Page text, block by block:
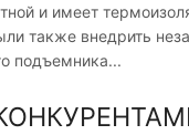
и имеет
также внедрить
подъемника...